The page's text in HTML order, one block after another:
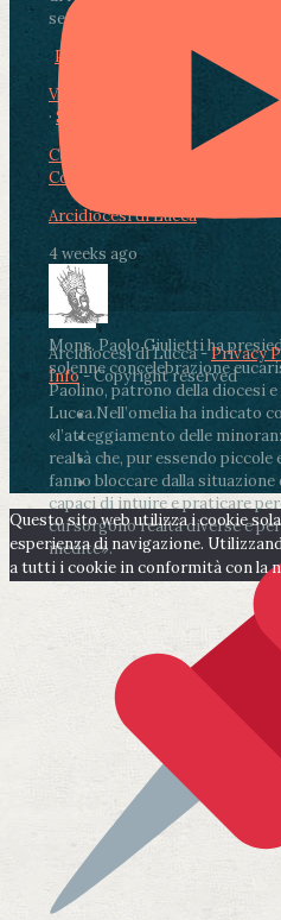
segnate dalla malattia.
Photo
View on Facebook
· Share
Condividi su Facebook
Condividi su LinkedIn
Arcidiocesi di Lucca
4 weeks ago
Mons. Paolo Giulietti ha
solenne concelebrazione
Paolino, patrono della diocesi
Lucca.Nell’omelia ha indicato
«l’atteggiamento delle
realtà che, pur essendo piccole
fanno bloccare dalla
capaci di intuire e praticare
cui sorgono realtà diverse e
inedite».
Arcidiocesi di Lucca -Privacy
Info- Copyright reserved
Questo sito web utilizza i cookie
esperienza di navigazione.
a tutti i cookie in conformità con la